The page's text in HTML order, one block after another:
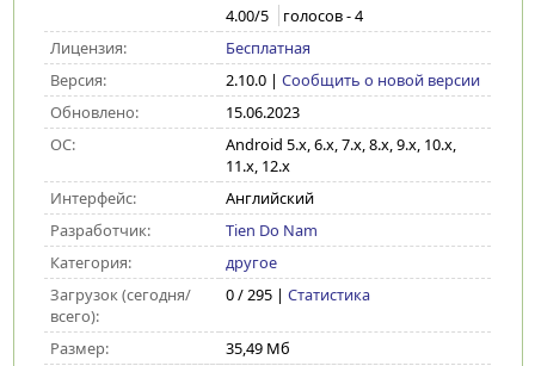
4.00/5 голосов -4
Лицензия:
Бесплатная
Версия:
2.10.0| Сообщить о новой версии
Обновлено:
15.06.2023
ОС:
Android 5.x, 6.x, 7.x, 8.x, 9.x, 10.x,
11.x, 12.x
Интерфейс:
Английский
Разработчик:
Tien Do Nam
Категория:
другое
Загрузок (сегодня/
всего):
0 / 295 | Статистика
Размер: 35,49 Мб